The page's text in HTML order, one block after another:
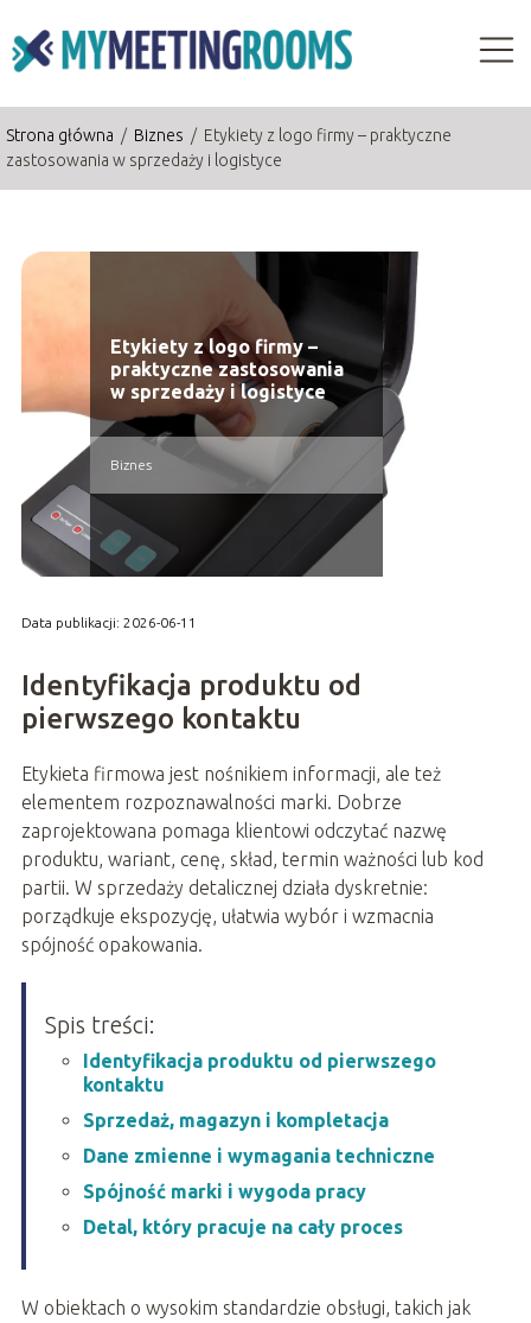
Strona główna / Biznes / Etykiety z logo firmy – praktyczne
zastosowania w sprzedaży i logistyce
Etykiety z logo firmy –
praktyczne zastosowania
w sprzedaży i logistyce
Biznes
Data publikacji: 2026-06-11
Identyfikacja produktu od
pierwszego kontaktu
Etykieta firmowa jest nośnikiem informacji, ale też
elementem rozpoznawalności marki. Dobrze
zaprojektowana pomaga klientowi odczytać nazwę
produktu, wariant, cenę, skład, termin ważności lub kod
partii. W sprzedaży detalicznej działa dyskretnie:
porządkuje ekspozycję, ułatwia wybór i wzmacnia
spójność opakowania.
Spis treści:
Identyfikacja produktu od pierwszego
kontaktu
Sprzedaż, magazyn i kompletacja
Dane zmienne i wymagania techniczne
Spójność marki i wygoda pracy
Detal, który pracuje na cały proces
W obiektach o wysokim standardzie obsługi, takich jak